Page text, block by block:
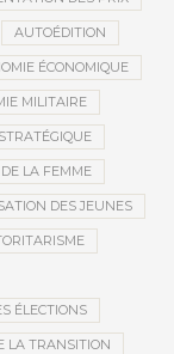
AUTOÉDITION
ÉCONOMIQUE
MILITAIRE
LA FEMME
DES JEUNES
ÉLECTIONS
LA TRANSITION